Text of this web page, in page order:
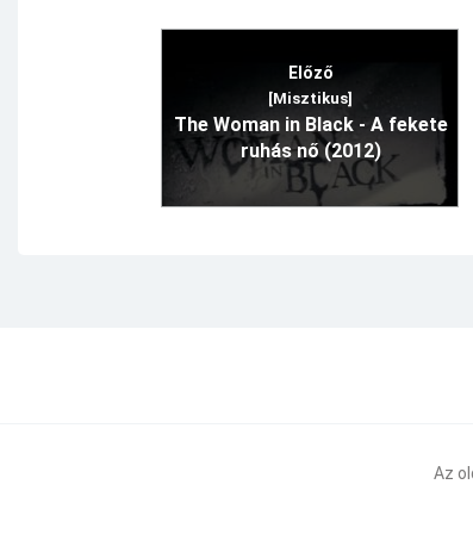
Előző
[Misztikus]
The Woman in Black - A fekete
ruhás nő (2012)
Az